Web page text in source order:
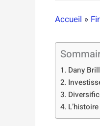
Accueil
Dany